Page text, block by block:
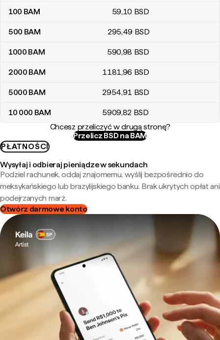
100 BAM 59,10 BSD
500 BAM 295,49 BSD
1000 BAM 590,98 BSD
2000 BAM 1181,96 BSD
5000 BAM 2954,91 BSD
10 000 BAM 5909,82 BSD
Chcesz przeliczyć w drugą stronę?
Przelicz BSD na BAM
PŁATNOŚCI
Wysyłaj i odbieraj pieniądze w sekundach
Podziel rachunek, oddaj znajomemu, wyślij bezpośrednio do
meksykańskiego lub brazylijskiego banku. Brak ukrytych opłat ani
podejrzanych marż.
Otwórz darmowe konto